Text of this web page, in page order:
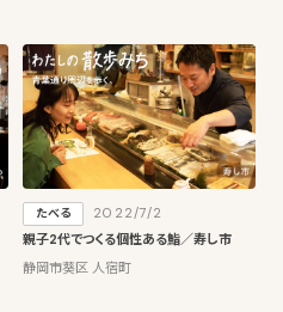
たべる
2022/7/2
親子2代でつくる個性ある鮨／寿し市
静岡市葵区 人宿町